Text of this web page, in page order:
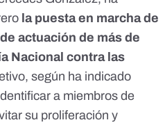
la puesta en marcha de
actuación de más de
Nacional contra las
según ha indicado
a miembros de
su proliferación y